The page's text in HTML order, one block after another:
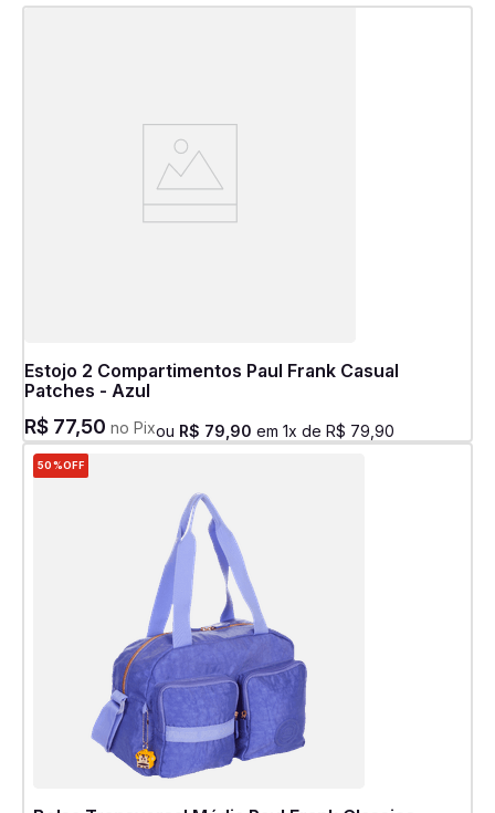
Estojo 2 Compartimentos Paul Frank Casual
Patches - Azul
R$ 77,50 no Pixou R$ 79 90 em 1x de R$ 79 90
50%OFF